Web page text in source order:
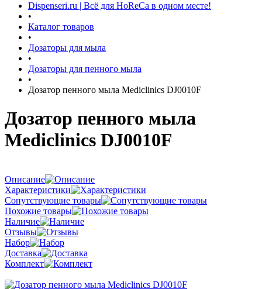
Dispenseri.ru | Всё для HoReCa в одном месте!
•
Каталог товаров
•
Дозаторы для мыла
•
Дозаторы для пенного мыла
•
Дозатор пенного мыла Mediclinics DJ0010F
Дозатор пенного мыла
Mediclinics DJ0010F
Описание
Характеристики
Сопутствующие товары
Похожие товары
Наличие
Отзывы
Набор
Доставка
Комплект